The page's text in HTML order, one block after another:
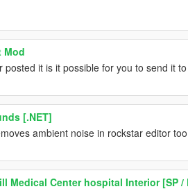
Mod
it is it possible for you to send it
[.NET]
ambient noise in rockstar editor too
Medical Center hospital Interior [SP /